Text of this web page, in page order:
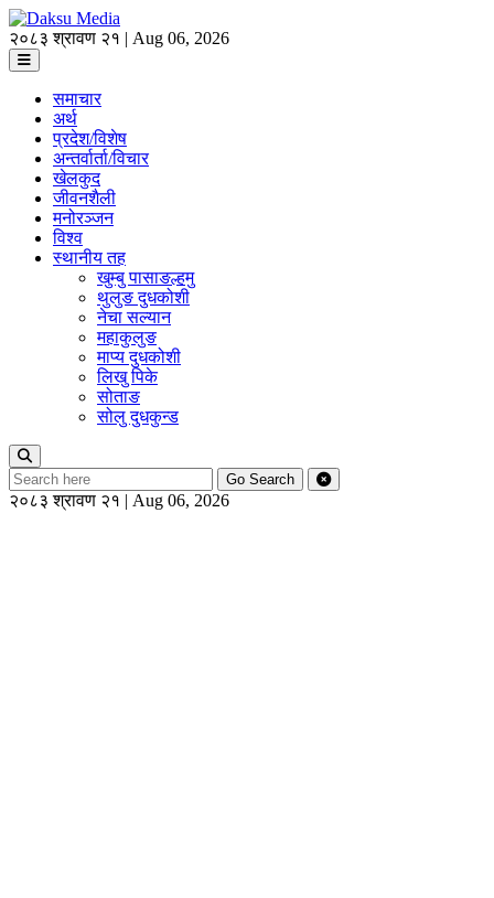
२०८३ श्रावण २१ | Aug 06, 2026
समाचार
अर्थ
प्रदेश/विशेष
अन्तर्वार्ता/विचार
खेलकुद
जीवनशैली
मनोरञ्जन
विश्व
स्थानीय तह
खुम्बु पासाङल्हमु
थुलुङ दुधकोशी
नेचा सल्यान
महाकुलुङ
माप्य दुधकोशी
लिखु पिके
सोताङ
सोलु दुधकुन्ड
Go Search
२०८३ श्रावण २१ | Aug 06, 2026